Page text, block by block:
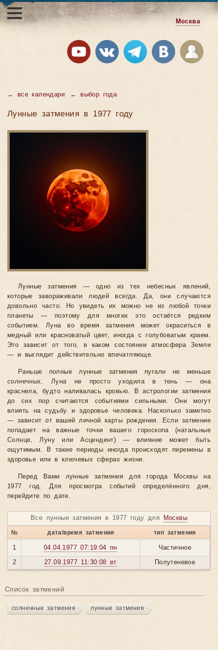
Москва
← все календари ← выбор года
Лунные затмения в 1977 году
Лунные затмения — одно из тех небесных явлений,
которые завораживали людей всегда. Да, они случаются
довольно часто. Но увидеть их можно не из любой точки
планеты — поэтому для многих это остаётся редким
событием. Луна во время затмения может окраситься в
медный или красноватый цвет, иногда с голубоватым краем.
Это зависит от того, в каком состоянии атмосфера Земли
— и выглядит действительно впечатляюще.
Раньше полные лунные затмения пугали не меньше
солнечных. Луна не просто уходила в тень — она
краснела, будто наливалась кровью. В астрологии затмения
до сих пор считаются событиями сильными. Они могут
влиять на судьбу и здоровье человека. Насколько заметно
— зависит от вашей личной карты рождения. Если затмение
попадает на важные точки вашего гороскопа (натальные
Солнце, Луну или Асцендент) — влияние может быть
ощутимым. В такие периоды иногда происходят перемены в
здоровье или в ключевых сферах жизни.
Перед Вами лунные затмения для города Москвы на
1977 год. Для просмотра событий определённого дня,
перейдите по дате.
Все лунные затмения в 1977 году для Москвы
№ дата/время затмения тип затмения
1 04.04.1977 07:19:04 пн
Частичное
2
27.09.1977 11:30:08 вт Полутеневое
Список затмений
солнечные затмения лунные затмения